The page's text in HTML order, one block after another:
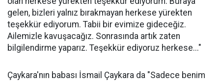
gelen, bizleri yalnız bırakmayan herkese yürekten
teşekkür ediyorum. Tabii bir evimize gideceğiz.
Ailemizle kavuşacağız. Sonrasında artık zaten
bilgilendirme yaparız. Teşekkür ediyoruz herkese..."
Çaykara'nın babası İsmail Çaykara da "Sadece benim